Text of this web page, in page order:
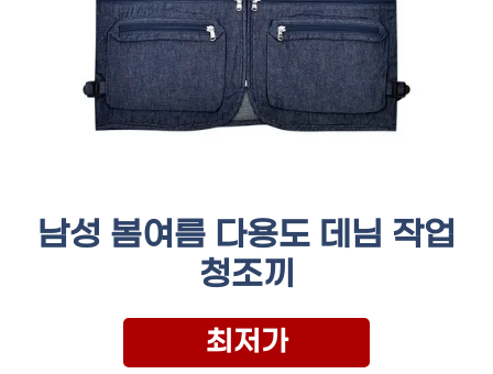
남성 봄여름 다용도 데님 작업
청조끼
최저가